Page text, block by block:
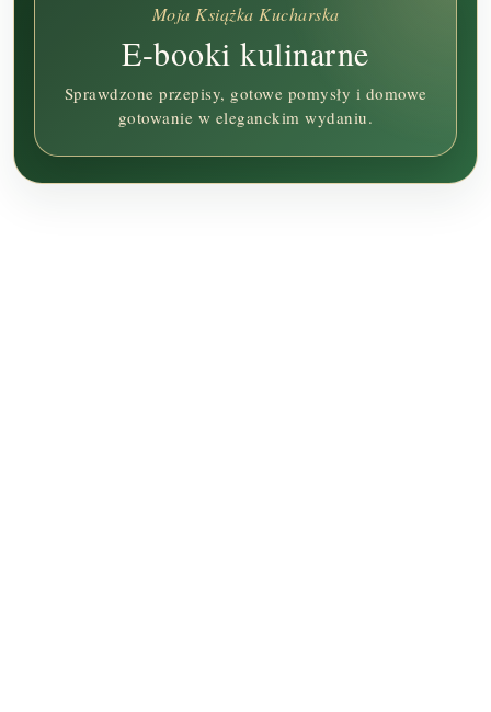
Moja Książka Kucharska
E-booki kulinarne
Sprawdzone przepisy, gotowe pomysły i domowe
gotowanie w eleganckim wydaniu.